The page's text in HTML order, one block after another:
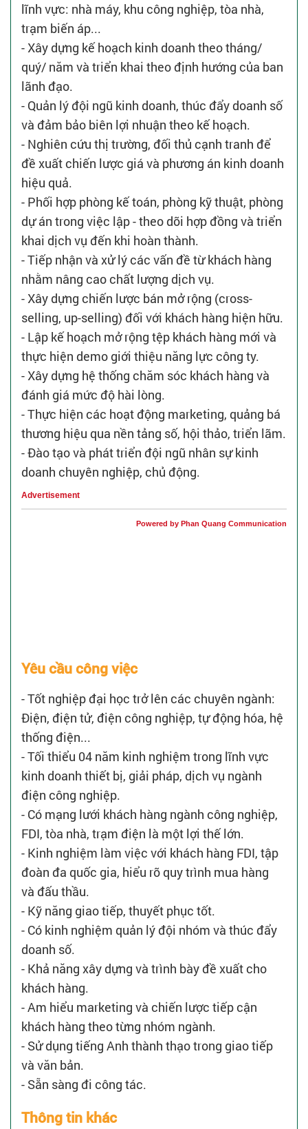
lĩnh vực: nhà máy, khu công nghiệp, tòa nhà,
trạm biến áp...
- Xây dựng kế hoạch kinh doanh theo tháng/
quý/ năm và triển khai theo định hướng của ban
lãnh đạo.
- Quản lý đội ngũ kinh doanh, thúc đẩy doanh số
và đảm bảo biên lợi nhuận theo kế hoạch.
- Nghiên cứu thị trường, đối thủ cạnh tranh để
đề xuất chiến lược giá và phương án kinh doanh
hiệu quả.
- Phối hợp phòng kế toán, phòng kỹ thuật, phòng
dự án trong việc lập - theo dõi hợp đồng và triển
khai dịch vụ đến khi hoàn thành.
- Tiếp nhận và xử lý các vấn đề từ khách hàng
nhằm nâng cao chất lượng dịch vụ.
- Xây dựng chiến lược bán mở rộng (cross-
selling, up-selling) đối với khách hàng hiện hữu.
- Lập kế hoạch mở rộng tệp khách hàng mới và
thực hiện demo giới thiệu năng lực công ty.
- Xây dựng hệ thống chăm sóc khách hàng và
đánh giá mức độ hài lòng.
- Thực hiện các hoạt động marketing, quảng bá
thương hiệu qua nền tảng số, hội thảo, triển lãm.
- Đào tạo và phát triển đội ngũ nhân sự kinh
doanh chuyên nghiệp, chủ động.
Advertisement
Powered by Phan Quang Communication
Yêu cầu công việc
- Tốt nghiệp đại học trở lên các chuyên ngành:
Điện, điện tử, điện công nghiệp, tự động hóa, hệ
thống điện...
- Tối thiểu 04 năm kinh nghiệm trong lĩnh vực
kinh doanh thiết bị, giải pháp, dịch vụ ngành
điện công nghiệp.
- Có mạng lưới khách hàng ngành công nghiệp,
FDI, tòa nhà, trạm điện là một lợi thế lớn.
- Kinh nghiệm làm việc với khách hàng FDI, tập
đoàn đa quốc gia, hiểu rõ quy trình mua hàng
và đấu thầu.
- Kỹ năng giao tiếp, thuyết phục tốt.
- Có kinh nghiệm quản lý đội nhóm và thúc đẩy
doanh số.
- Khả năng xây dựng và trình bày đề xuất cho
khách hàng.
- Am hiểu marketing và chiến lược tiếp cận
khách hàng theo từng nhóm ngành.
- Sử dụng tiếng Anh thành thạo trong giao tiếp
và văn bản.
- Sẵn sàng đi công tác.
Thông tin khác